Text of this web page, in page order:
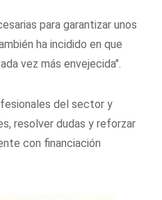
para garantizar unos
ha incidido en que
vez más envejecida".
del sector y
resolver dudas y reforzar
con financiación